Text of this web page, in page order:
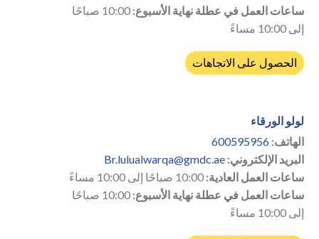
ساعات العمل في عطلة نهاية الأسبوع:
10:00 صباحًا
إلى 10:00 مساءً
الحصول على الاتجاهات
لولو الورقاء
الهاتف: 600595956
البريد الإلكتروني: Br.lulualwarqa@gmdc.ae
ساعات العمل العادية:
ساعات العمل في عطلة نهاية الأسبوع:
10:00 صباحًا
إلى 10:00 مساءً